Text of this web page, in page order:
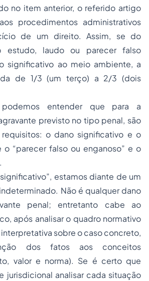
no item anterior, o referido artigo
procedimentos administrativos
de um direito. Assim, se do
estudo, laudo ou parecer falso
significativo ao meio ambiente, a
de 1/3 (um terço) a 2/3 (dois
entender que para a
previsto no tipo penal, são
requisitos: o dano significativo e o
o “parecer falso ou enganoso” e o
estamos diante de um
Não é qualquer dano
penal; entretanto cabe ao
após analisar o quadro normativo
interpretativa sobre o caso concreto,
dos fatos aos conceitos
valor e norma). Se é certo que
jurisdicional analisar cada situação